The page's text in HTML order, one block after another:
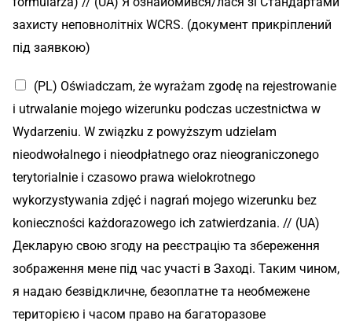
захисту неповнолітніх WCRS. (документ прикріплений
під заявкою)
(PL) Oświadczam, że wyrażam zgodę na rejestrowanie
i utrwalanie mojego wizerunku podczas uczestnictwa w
Wydarzeniu. W związku z powyższym udzielam
nieodwołalnego i nieodpłatnego oraz nieograniczonego
terytorialnie i czasowo prawa wielokrotnego
wykorzystywania zdjęć i nagrań mojego wizerunku bez
konieczności każdorazowego ich zatwierdzania. // (UA)
Декларую свою згоду на реєстрацію та збереження
зображення мене під час участі в Заході. Таким чином,
я надаю безвідкличне, безоплатне та необмежене
територією і часом право на багаторазове